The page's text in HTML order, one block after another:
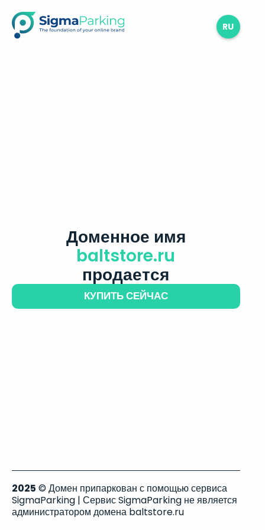
RU
Доменное имя
baltstore.ru
продается
КУПИТЬ СЕЙЧАС
2025 © Домен припаркован с помощью сервиса
SigmaParking | Сервис SigmaParking не является
администратором домена baltstore.ru